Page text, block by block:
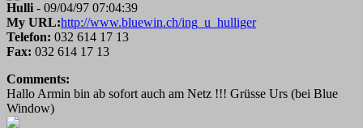
Hulli - 09/04/97 07:04:39
My URL:http://www.bluewin.ch/ing_u_hulliger
Telefon: 032 614 17 13
Fax: 032 614 17 13
Comments:
Hallo Armin bin ab sofort auch am Netz !!! Grüsse Urs (bei Blue
Window)